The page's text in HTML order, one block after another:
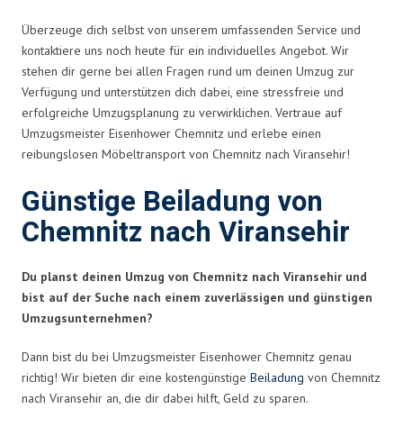
Überzeuge dich selbst von unserem umfassenden Service und
kontaktiere uns noch heute für ein individuelles Angebot. Wir
stehen dir gerne bei allen Fragen rund um deinen Umzug zur
Verfügung und unterstützen dich dabei, eine stressfreie und
erfolgreiche Umzugsplanung zu verwirklichen. Vertraue auf
Umzugsmeister Eisenhower Chemnitz und erlebe einen
reibungslosen Möbeltransport von Chemnitz nach Viransehir!
Günstige Beiladung von
Chemnitz nach Viransehir
Du planst deinen Umzug von Chemnitz nach Viransehir und
bist auf der Suche nach einem zuverlässigen und günstigen
Umzugsunternehmen?
Dann bist du bei Umzugsmeister Eisenhower Chemnitz genau
richtig! Wir bieten dir eine kostengünstige Beiladung von Chemnitz
nach Viransehir an, die dir dabei hilft, Geld zu sparen.